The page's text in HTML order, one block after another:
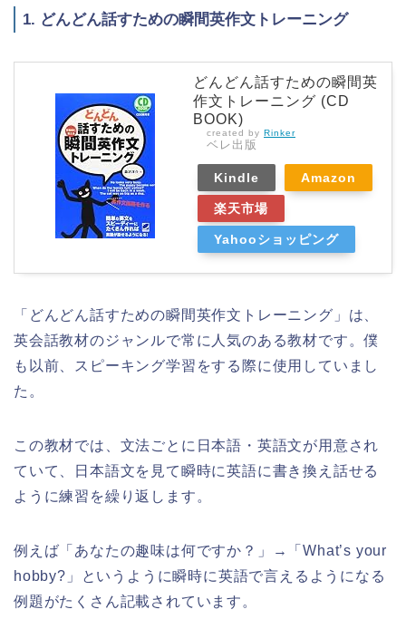
1. どんどん話すための瞬間英作文トレーニング
どんどん話すための瞬間英
作文トレーニング (CD
BOOK)
created by Rinker
ベレ出版
Kindle Amazon
楽天市場
Yahooショッピング
「どんどん話すための瞬間英作文トレーニング」は、
英会話教材のジャンルで常に人気のある教材です。僕
も以前、スピーキング学習をする際に使用していまし
た。
この教材では、文法ごとに日本語・英語文が用意され
ていて、日本語文を見て瞬時に英語に書き換え話せる
ように練習を繰り返します。
例えば「あなたの趣味は何ですか？」→「What’s your
hobby?」というように瞬時に英語で言えるようになる
例題がたくさん記載されています。